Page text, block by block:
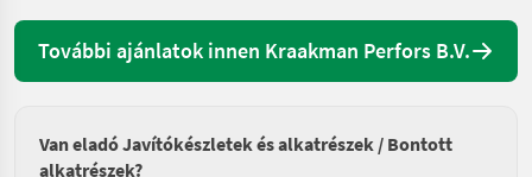
További ajánlatok innen Kraakman Perfors B.V.
Van eladó Javítókészletek és alkatrészek / Bontott
alkatrészek?